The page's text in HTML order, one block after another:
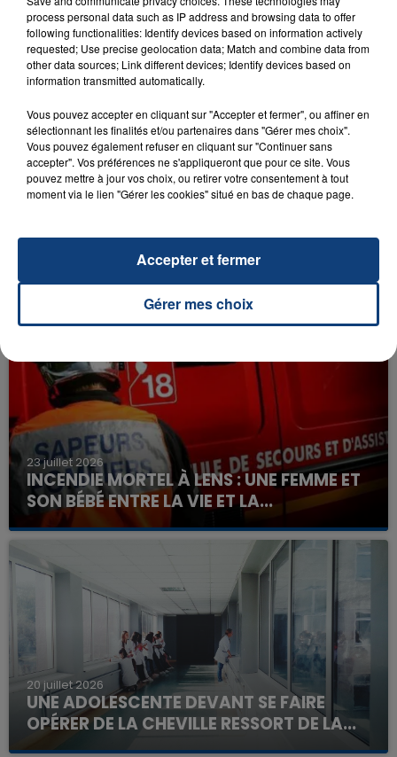
Four To The Floor
OFENBACH & STARSAILOR
FIL D'ACTU
23 juillet 2026
INCENDIE MORTEL À LENS : UNE FEMME ET
SON BÉBÉ ENTRE LA VIE ET LA...
Un homme s'est immolé par le feu après avoir
aspergé sa compagne et leur bébé de trois mois
d'un liquide inflammable.
20 juillet 2026
UNE ADOLESCENTE DEVANT SE FAIRE
OPÉRER DE LA CHEVILLE RESSORT DE LA...
La famille a porté plainte contre la clinique qui a
process personal data such as IP address and browsing data to offer
following functionalities: Identify devices based on information actively
requested; Use precise geolocation data; Match and combine data from
other data sources; Link different devices; Identify devices based on
information transmitted automatically.
Vous pouvez accepter en cliquant sur "Accepter et fermer", ou affiner en
sélectionnant les finalités et/ou partenaires dans "Gérer mes choix".
Vous pouvez également refuser en cliquant sur "Continuer sans
accepter". Vos préférences ne s'appliqueront que pour ce site. Vous
pouvez mettre à jour vos choix, ou retirer votre consentement à tout
moment via le lien "Gérer les cookies" situé en bas de chaque page.
Gérer mes choix
Accepter et fermer